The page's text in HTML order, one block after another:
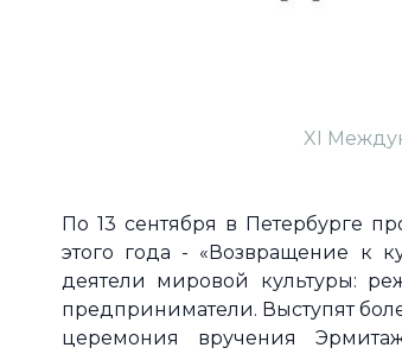
XI
По 13 сентября в Петербурге
этого года - «Возвращение к
деятели мировой культуры:
предприниматели. Выступят
церемония вручения